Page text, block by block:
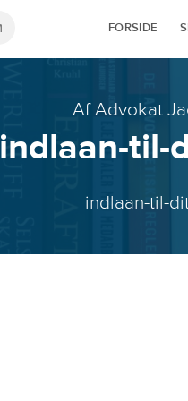
FORSIDE
Af Advokat
indlaan-til-
indlaan-til-